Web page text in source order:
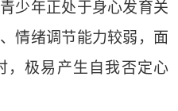
少年正处于身心发育关
情绪调节能力较弱，面
，极易产生自我否定心